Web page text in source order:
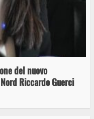
del nuovo
Riccardo Guerci